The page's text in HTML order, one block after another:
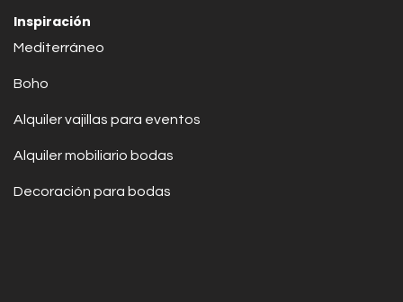
Inspiración
Mediterráneo
Boho
Alquiler vajillas para eventos
Alquiler mobiliario bodas
Decoración para bodas